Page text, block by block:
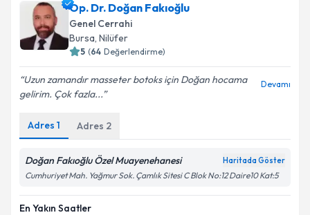
Op. Dr. Doğan Fakıoğlu
Genel Cerrahi
Bursa, Nilüfer
5 (64 Değerlendirme)
Uzun zamandır masseter botoks için Doğan hocama
gelirim. Çok fazla...
Devamı
Adres 1 Adres 2
Doğan Fakıoğlu Özel Muayenehanesi Haritada Göster
Cumhuriyet Mah. Yağmur Sok. Çamlık Sitesi C Blok No:12 Daire10 Kat:5
En Yakın Saatler